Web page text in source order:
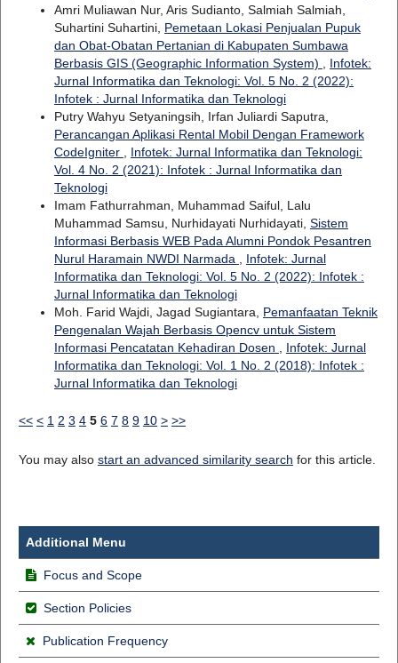
Amri Muliawan Nur, Aris Sudianto, Salmiah Salmiah,
Suhartini Suhartini, Pemetaan Lokasi Penjualan Pupuk
dan Obat-Obatan Pertanian di Kabupaten Sumbawa
Berbasis GIS (Geographic Information System)
Infotek:
Jurnal Informatika dan Teknologi: Vol. 5 No. 2 (2022):
Infotek : Jurnal Informatika dan Teknologi
Putry Wahyu Setyaningsih, Irfan Juliardi Saputra,
Perancangan Aplikasi Rental Mobil Dengan Framework
CodeIgniter
Infotek: Jurnal Informatika dan Teknologi:
Vol. 4 No. 2 (2021): Infotek : Jurnal Informatika dan
Teknologi
Imam Fathurrahman, Muhammad Saiful, Lalu
Muhammad Samsu, Nurhidayati Nurhidayati, Sistem
Informasi Berbasis WEB Pada Alumni Pondok Pesantren
Nurul Haramain NWDI Narmada
Infotek: Jurnal
Informatika dan Teknologi: Vol. 5 No. 2 (2022): Infotek :
Jurnal Informatika dan Teknologi
Moh. Farid Wajdi, Jagad Sugiantara, Pemanfaatan Teknik
Pengenalan Wajah Berbasis Opencv untuk Sistem
Informasi Pencatatan Kehadiran Dosen
Infotek: Jurnal
Informatika dan Teknologi: Vol. 1 No. 2 (2018): Infotek :
Jurnal Informatika dan Teknologi
<< < 1 2 3 4 5 6 7 8 9 10 > >>
You may also start an advanced similarity search for this article.
Additional Menu
Focus and Scope
Section Policies
Publication Frequency